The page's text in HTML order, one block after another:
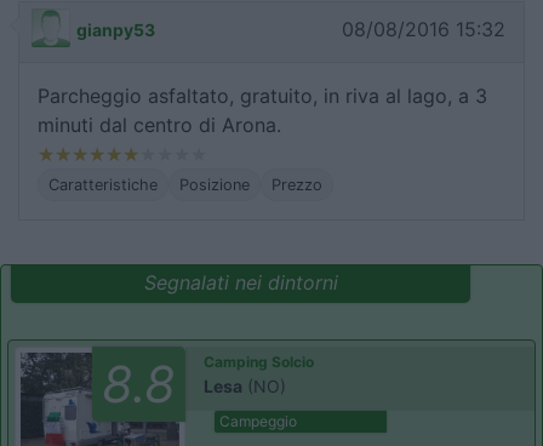
gianpy53 08/08/2016 15:32
Parcheggio asfaltato, gratuito, in riva al lago, a 3
minuti dal centro di Arona.
Caratteristiche Posizione Prezzo
Segnalati nei dintorni
8.8 Camping Solcio
Lesa (NO)
Campeggio